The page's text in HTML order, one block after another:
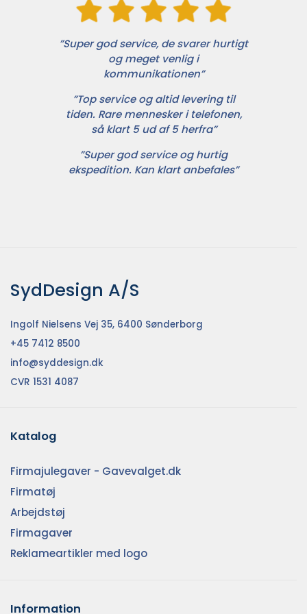
”Super god service, de svarer hurtigt
og meget venlig i
kommunikationen”
”Top service og altid levering til
tiden. Rare mennesker i telefonen,
så klart 5 ud af 5 herfra”
”Super god service og hurtig
ekspedition. Kan klart anbefales”
SydDesign A/S
Ingolf Nielsens Vej 35, 6400 Sønderborg
+45 7412 8500
info@syddesign.dk
CVR 1531 4087
Katalog
Firmajulegaver - Gavevalget.dk
Firmatøj
Arbejdstøj
Firmagaver
Reklameartikler med logo
Information